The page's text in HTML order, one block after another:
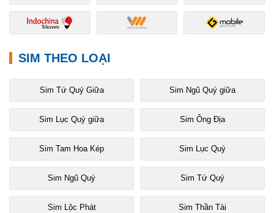
SIM THEO LOẠI
Sim Tứ Quý Giữa Sim Ngũ Quý giữa
Sim Lục Quý giữa Sim Ông Địa
Sim Tam Hoa Kép Sim Lục Quý
Sim Ngũ Quý Sim Tứ Quý
Sim Lộc Phát Sim Thần Tài